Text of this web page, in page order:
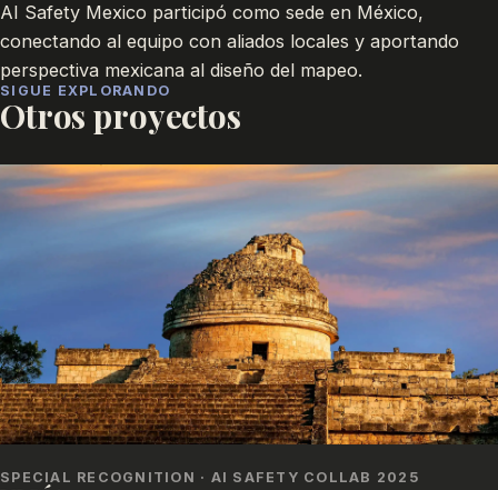
AI Safety Mexico participó como sede en México,
conectando al equipo con aliados locales y aportando
perspectiva mexicana al diseño del mapeo.
SIGUE EXPLORANDO
Otros proyectos
SPECIAL RECOGNITION · AI SAFETY COLLAB 2025